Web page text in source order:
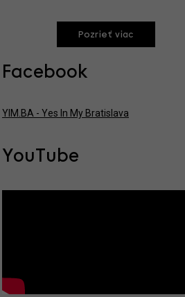
Pozrieť viac
Facebook
YIM.BA - Yes In My Bratislava
YouTube